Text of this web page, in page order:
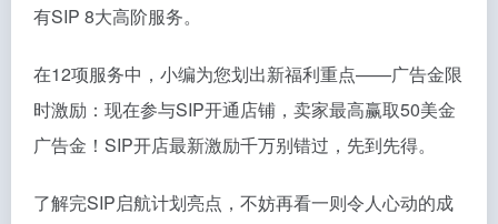
有SIP 8大高阶服务。
在12项服务中，小编为您划出新福利重点——广告金限
时激励：现在参与SIP开通店铺，卖家最高赢取50美金
广告金！SIP开店最新激励千万别错过，先到先得。
了解完SIP启航计划亮点，不妨再看一则令人心动的成